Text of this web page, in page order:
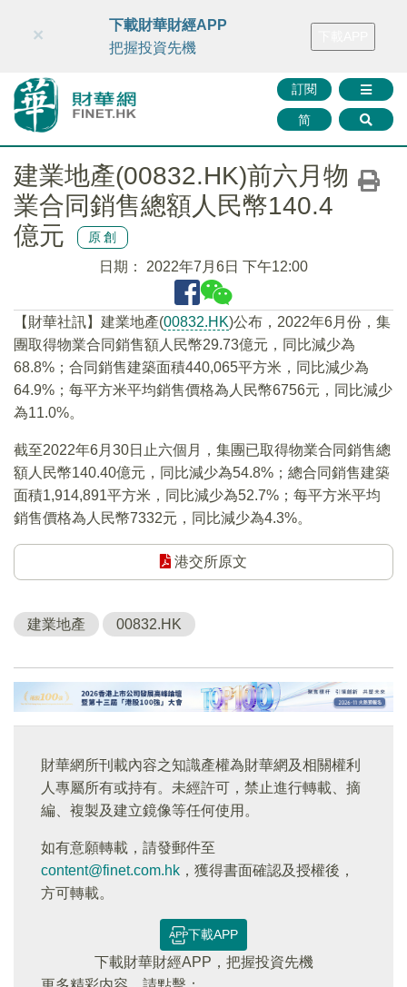
財華智庫網 FINTV FINMETA 財華證券 媒體矩陣
訂閱
简
×
下載財華財經APP
把握投資先機
建業地產(00832.HK)前六月物
業合同銷售總額人民幣140.4
億元
原創
日期： 2022年7月6日 下午12:00
【財華社訊】建業地產(00832.HK)公布，2022年6月份，集
團取得物業合同銷售額人民幣29.73億元，同比減少為
68.8%；合同銷售建築面積440,065平方米，同比減少為
64.9%；每平方米平均銷售價格為人民幣6756元，同比減少
為11.0%。
截至2022年6月30日止六個月，集團已取得物業合同銷售總
額人民幣140.40億元，同比減少為54.8%；總合同銷售建築
面積1,914,891平方米，同比減少為52.7%；每平方米平均
銷售價格為人民幣7332元，同比減少為4.3%。
港交所原文
建業地產 00832.HK
財華網所刊載內容之知識產權為財華網及相關權利
人專屬所有或持有。未經許可，禁止進行轉載、摘
編、複製及建立鏡像等任何使用。
如有意願轉載，請發郵件至
content@finet.com.hk ，獲得書面確認及授權後，
方可轉載。
下載APP
下載財華財經APP，把握投資先機